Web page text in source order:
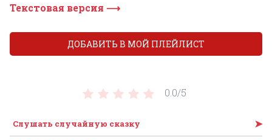
Текстовая версия ⟶
0.0/5
Слушать случайную сказку ➤
ДОБАВИТЬ В МОЙ ПЛЕЙЛИСТ